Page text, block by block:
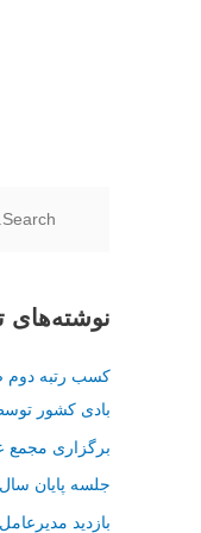
ج
ا
ی
:
نوشته‌های
کسب رتبه دوم
بادی کشور
برگزاری مجمع
جلسه پایان سال ۱۴۰۳ گروه اقتصاد مفید
بازدید